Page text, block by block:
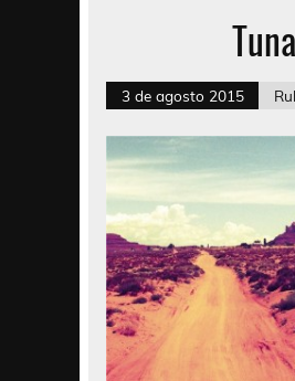
3 de agosto 2015